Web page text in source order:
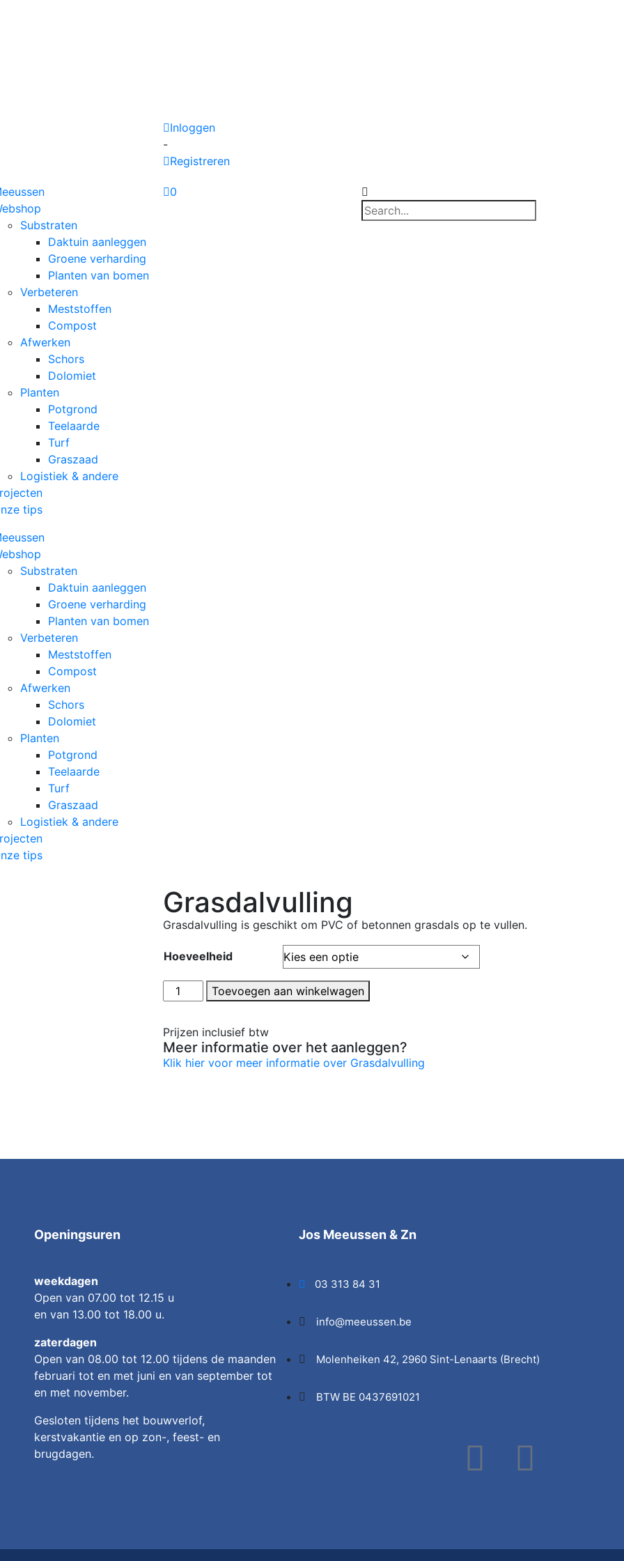
Inloggen
-
Registreren
Substraten
Daktuin aanleggen
Groene verharding
Planten van bomen
Verbeteren
Meststoffen
Compost
Afwerken
Schors
Dolomiet
Planten
Potgrond
Teelaarde
Turf
Graszaad
Logistiek & andere
tips
Substraten
Daktuin aanleggen
Groene verharding
Planten van bomen
Verbeteren
Meststoffen
Compost
Afwerken
Schors
Dolomiet
Planten
Potgrond
Teelaarde
Turf
Graszaad
Logistiek & andere
tips
0
Grasdalvulling
Grasdalvulling is geschikt om PVC of betonnen grasdals op te vullen.
Hoeveelheid
Toevoegen aan winkelwagen
Prijzen inclusief btw
Meer informatie over het aanleggen?
Klik hier voor meer informatie over Grasdalvulling
Openingsuren
weekdagen
Open van 07.00 tot 12.15 u
en van 13.00 tot 18.00 u.
zaterdagen
Open van 08.00 tot 12.00 tijdens de maanden
februari tot en met juni en van september tot
en met november.
Gesloten tijdens het bouwverlof,
kerstvakantie en op zon-, feest- en
brugdagen.
Jos Meeussen & Zn
03 313 84 31
info@meeussen.be
Molenheiken 42, 2960 Sint-Lenaarts (Brecht)
BTW BE 0437691021